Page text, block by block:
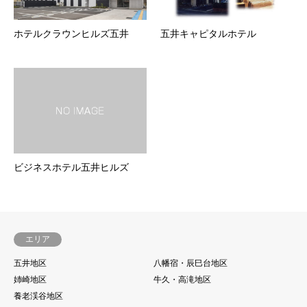
ホテルクラウンヒルズ五井 五井キャピタルホテル
ビジネスホテル五井ヒルズ
エリア
五井地区
八幡宿・辰巳台地区
姉崎地区
牛久・高滝地区
養老渓谷地区